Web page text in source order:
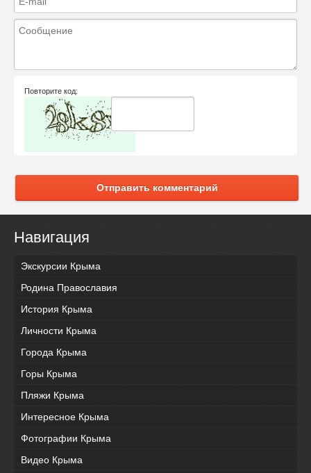
Повторите код:
Отправить комментарий
Навигация
Экскурсии Крыма
Родина Православия
История Крыма
Личности Крыма
Города Крыма
Горы Крыма
Пляжи Крыма
Интересное Крыма
Фотографии Крыма
Видео Крыма